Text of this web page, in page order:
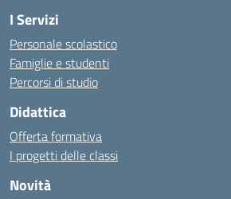
I Servizi
Personale scolastico
Famiglie e studenti
Percorsi di studio
Didattica
Offerta formativa
I progetti delle classi
Novità